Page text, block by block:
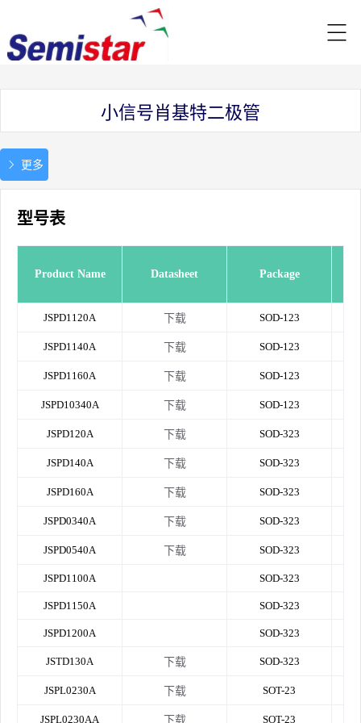
小信号肖基特二极管
更多
型号表
Product Name Datasheet Package
JSPD1120A 下载 SOD-123
JSPD1140A 下载 SOD-123
JSPD1160A 下载 SOD-123
JSPD10340A 下载 SOD-123
JSPD120A 下载 SOD-323
JSPD140A 下载 SOD-323
JSPD160A 下载 SOD-323
JSPD0340A 下载 SOD-323
JSPD0540A 下载 SOD-323
JSPD1100A SOD-323
JSPD1150A SOD-323
JSPD1200A SOD-323
JSTD130A 下载 SOD-323
JSPL0230A 下载 SOT-23
JSPL0230AA 下载 SOT-23